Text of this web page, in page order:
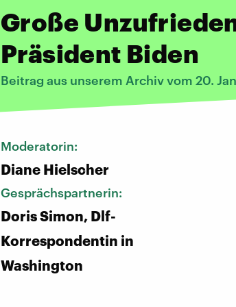
Große
Präsident Biden
Beitrag aus unserem Archiv vom 20.
Moderatorin:
Diane Hielscher
Gesprächspartnerin:
Doris Simon, Dlf-
Korrespondentin in
Washington